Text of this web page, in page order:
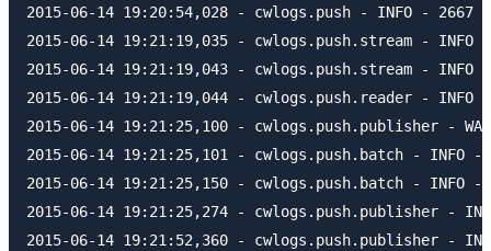
2015-06-14 19:20:54,028 - cwlogs.push - INFO -
2015-06-14 19:21:19,035 - cwlogs.push.stream -
2015-06-14 19:21:19,043 - cwlogs.push.stream -
2015-06-14 19:21:19,044 - cwlogs.push.reader -
2015-06-14 19:21:25,100 - cwlogs.push.publisher -
2015-06-14 19:21:25,101 - cwlogs.push.batch -
2015-06-14 19:21:25,150 - cwlogs.push.batch - INFO
2015-06-14 19:21:25,274 - cwlogs.push.publisher -